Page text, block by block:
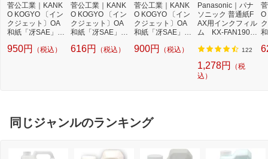
菅公工業｜KANK
O KOGYO 〔イン
クジェット〕OA
和紙「冴SAE」飛
/50枚］ リ607 桃
950円 （税込）
菅公工業｜KANK
O KOGYO 〔イン
クジェット〕OA
和紙「冴SAE」飛
/50枚］ リ609 空
616円 （税込）
菅公工業｜KANK
O KOGYO 〔イン
クジェット〕OA
和紙「冴SAE」飛
/50枚］ リ606 白
900円 （税込）
Panasonic｜パナ
ソニック 普通紙F
AX用インクフィル
ム KX-FAN190W
[ファックス イン
クリボン kx-fan19
0 KXFAN190W]
122
1,278円
（税
込）
O
/
同じジャンルのランキング